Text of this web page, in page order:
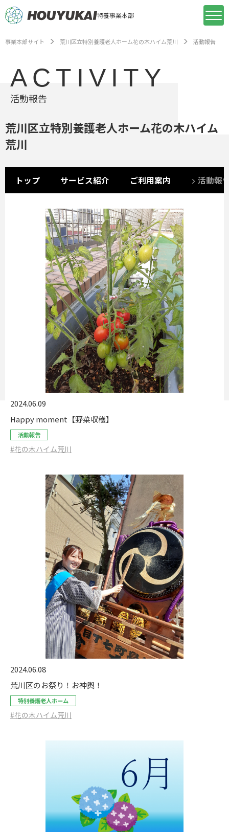
特養事業本部
事業本部サイト 荒川区立特別養護老人ホーム花の木ハイム荒川 活動報告
ACTIVITY
活動報告
荒川区立特別養護老人ホーム花の木ハイム
荒川
トップ サービス紹介 ご利用案内 活動報
2024.06.09
Happy moment【野菜収穫】
活動報告
#花の木ハイム荒川
2024.06.08
荒川区のお祭り！お神輿！
特別養護老人ホーム
#花の木ハイム荒川